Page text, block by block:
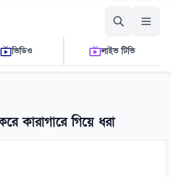
PROTTASHA
ভিডিও লাইভ টিভি
কারাগারে গিয়ে ধরা